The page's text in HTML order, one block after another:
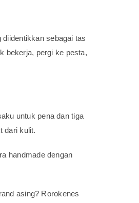
sebagai tas
bekerja, pergi ke pesta,
untuk pena dan tiga
dari kulit.
handmade dengan
asing? Rorokenes